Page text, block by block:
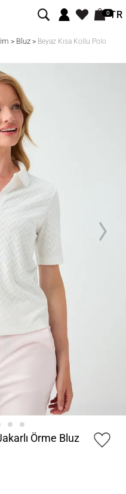
0TR
> Bluz> Beyaz Kısa Kollu Polo
Örme Bluz